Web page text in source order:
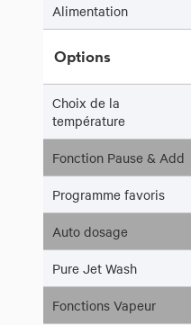
Alimentation
Options
Choix de la
température
Fonction Pause & Add
Programme favoris
Auto dosage
Pure Jet Wash
Fonctions Vapeur